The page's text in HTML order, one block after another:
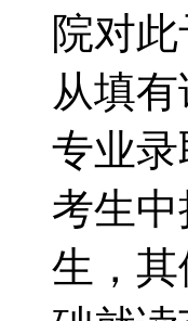
院对
从填
专业
考生
生，